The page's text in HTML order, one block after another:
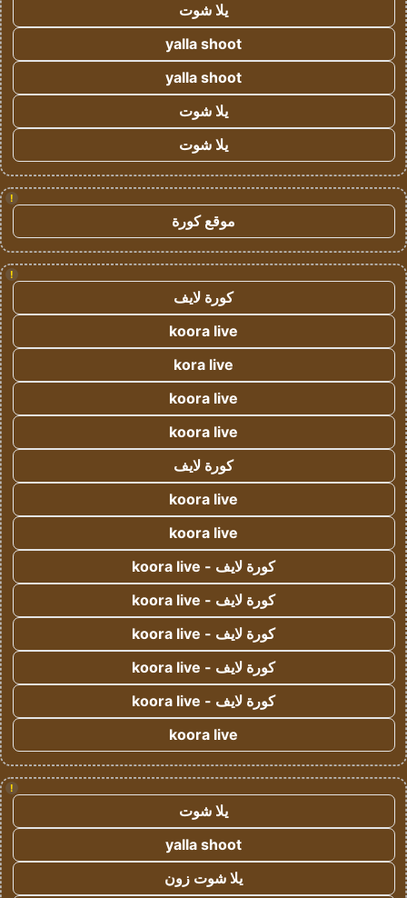
يلا شوت
yalla shoot
yalla shoot
يلا شوت
يلا شوت
!
موقع كورة
!
كورة لايف
koora live
kora live
koora live
koora live
كورة لايف
koora live
koora live
كورة لايف - koora live
كورة لايف - koora live
كورة لايف - koora live
كورة لايف - koora live
كورة لايف - koora live
koora live
!
يلا شوت
yalla shoot
يلا شوت زون